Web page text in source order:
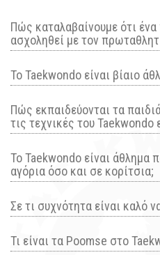
Πώς καταλαβαίνουμε ότι
ασχοληθεί με τον
Το Taekwondo είναι βίαιο
Πώς εκπαιδεύονται τα
τις τεχνικές του
Το Taekwondo είναι άθλημα
αγόρια όσο και σε κορίτσια;
Σε τι συχνότητα είναι καλό
Τι είναι τα Poomse στο